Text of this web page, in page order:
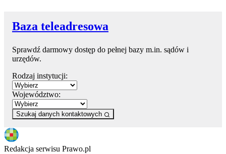
Baza teleadresowa
Sprawdź darmowy dostęp do pełnej bazy m.in. sądów i
urzędów.
Rodzaj instytucji:
Województwo:
Szukaj danych kontaktowych
Redakcja serwisu Prawo.pl